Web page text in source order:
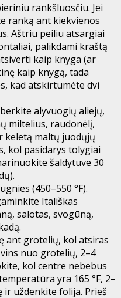
rankšluosčiu. Jei
ranką ant kiekvienos
Aštriu peiliu atsargiai
palikdami kraštą
kaip knyga (ar
kaip knygą, tada
kad atskirtumėte dvi
alyvuogių aliejų,
miltelius, raudonėlį,
keletą maltų juodųjų
kol pasidarys tolygiai
šaldytuve 30
(450–550 °F).
Itališkas
salotas, svogūną,
ant grotelių, kol atsiras
nuo grotelių, 2–4
kol centre nebebus
yra 165 °F, 2–
ir uždenkite folija. Prieš